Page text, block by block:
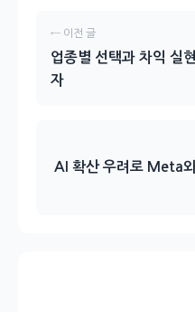
← 이전 글
업종별 선택과 차익 실
자
AI 확산 우려로 Meta